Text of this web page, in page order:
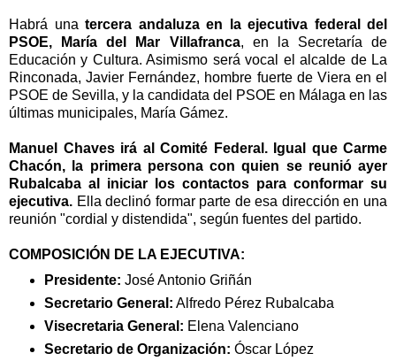
Habrá una tercera andaluza en la ejecutiva federal del
PSOE, María del Mar Villafranca, en la Secretaría de
Educación y Cultura. Asimismo será vocal el alcalde de La
Rinconada, Javier Fernández, hombre fuerte de Viera en el
PSOE de Sevilla, y la candidata del PSOE en Málaga en las
últimas municipales, María Gámez.
Manuel Chaves irá al Comité Federal. Igual que Carme
Chacón, la primera persona con quien se reunió ayer
Rubalcaba al iniciar los contactos para conformar su
ejecutiva. Ella declinó formar parte de esa dirección en una
reunión "cordial y distendida", según fuentes del partido.
COMPOSICIÓN DE LA EJECUTIVA:
Presidente: José Antonio Griñán
Secretario General: Alfredo Pérez Rubalcaba
Visecretaria General: Elena Valenciano
Secretario de Organización: Óscar López